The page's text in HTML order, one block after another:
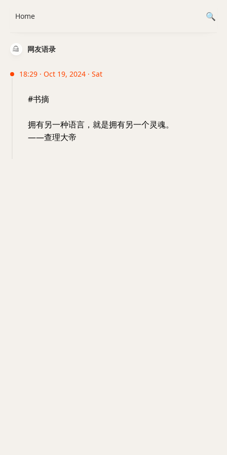
网友语录
18:29 · Oct 19, 2024 · Sat
#书摘
拥有另一种语言，就是拥有另一个灵魂。
——查理大帝
Home